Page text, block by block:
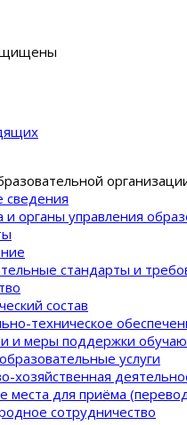
сведения
и органы управления
стандарты и
состав
техническое
и меры поддержки
услуги
хозяйственная
места для приёма
сотрудничество